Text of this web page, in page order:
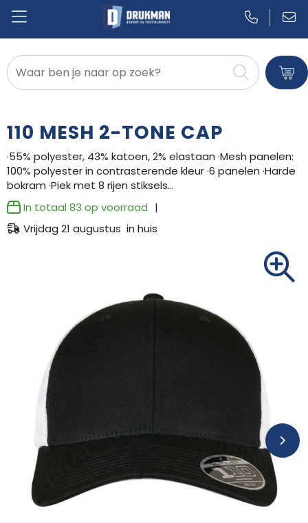
Badtextiel en Douche
Broeken en Rokken
Caps, Hoeden en Mutsen
Dekens, Fleecedekens en Kussens
Handschoenen en Sjaals
Kledingaccessoires
Ondergoed, Sokken en Nachtkleding
Overhemden
Peuters en Baby's
Polo's
110 MESH 2-TONE CAP
·55% polyester, 43% katoen, 2% elastaan ·Mesh panelen:
100% polyester in contrasterende kleur ·6 panelen ·Harde
bokram ·Piek met 8 rijen stiksels…
In totaal 83 op voorraad
Vrijdag 21 augustus in huis